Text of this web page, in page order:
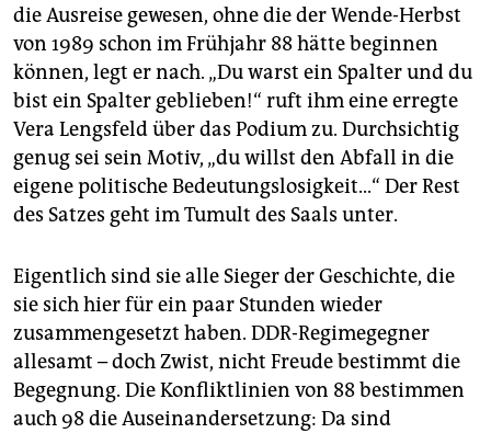
genossenschaft
epaper login
die Ausreise gewesen, ohne die der Wende-Herbst
von 1989 schon im Frühjahr 88 hätte beginnen
können, legt er nach. „Du warst ein Spalter und du
bist ein Spalter geblieben!“ ruft ihm eine erregte
Vera Lengsfeld über das Podium zu. Durchsichtig
genug sei sein Motiv, „du willst den Abfall in die
eigene politische Bedeutungslosigkeit...“ Der Rest
des Satzes geht im Tumult des Saals unter.
Eigentlich sind sie alle Sieger der Geschichte, die
sie sich hier für ein paar Stunden wieder
zusammengesetzt haben. DDR-Regimegegner
allesamt – doch Zwist, nicht Freude bestimmt die
Begegnung. Die Konfliktlinien von 88 bestimmen
auch 98 die Auseinandersetzung: Da sind